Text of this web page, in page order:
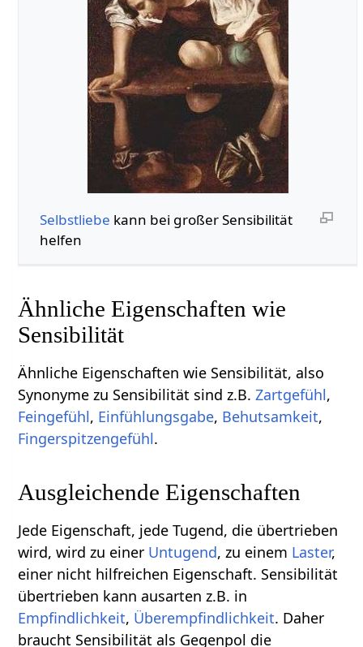
Selbstliebe kann bei großer Sensibilität
helfen
Ähnliche Eigenschaften wie
Sensibilität
Ähnliche Eigenschaften wie Sensibilität, also
Synonyme zu Sensibilität sind z.B.Zartgefühl,
Feingefühl, Einfühlungsgabe, Behutsamkeit,
Fingerspitzengefühl.
Ausgleichende Eigenschaften
Jede Eigenschaft, jede Tugend, die übertrieben
wird, wird zu einer Untugend, zu einem Laster,
einer nicht hilfreichen Eigenschaft. Sensibilität
übertrieben kann ausarten z.B. in
Empfindlichkeit, Überempfindlichkeit. Daher
braucht Sensibilität als Gegenpol die